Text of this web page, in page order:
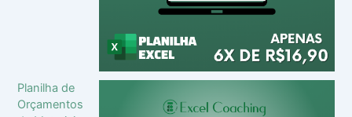
Planilha de
Orçamentos